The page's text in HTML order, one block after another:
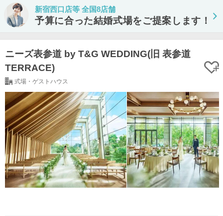
新宿西口店等 全国8店舗
予算に合った結婚式場をご提案します！
ニーズ表参道 by T&G WEDDING(旧 表参道
TERRACE)
式場・ゲストハウス